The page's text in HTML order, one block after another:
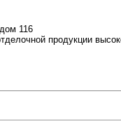
116
продукции